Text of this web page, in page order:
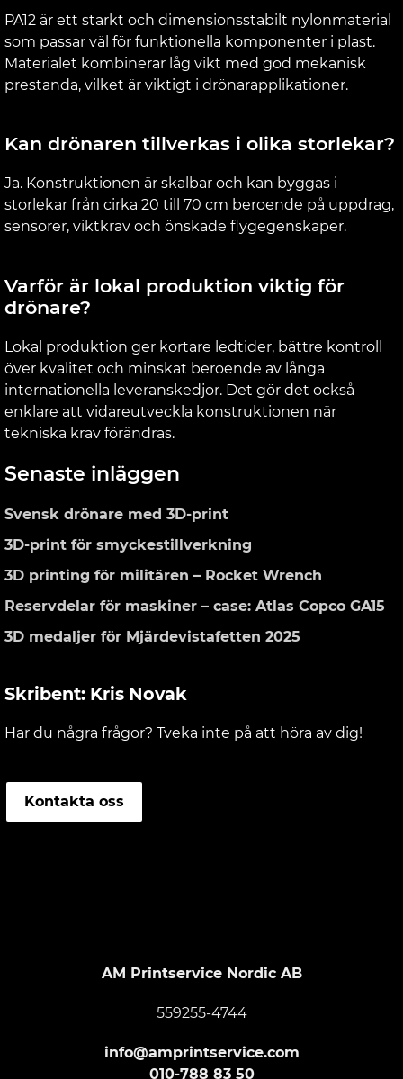
PA12 är ett starkt och dimensionsstabilt nylonmaterial
som passar väl för funktionella komponenter i plast.
Materialet kombinerar låg vikt med god mekanisk
prestanda, vilket är viktigt i drönarapplikationer.
Kan drönaren tillverkas i olika storlekar?
Ja. Konstruktionen är skalbar och kan byggas i
storlekar från cirka 20 till 70 cm beroende på uppdrag,
sensorer, viktkrav och önskade flygegenskaper.
Varför är lokal produktion viktig för
drönare?
Lokal produktion ger kortare ledtider, bättre kontroll
över kvalitet och minskat beroende av långa
internationella leveranskedjor. Det gör det också
enklare att vidareutveckla konstruktionen när
tekniska krav förändras.
Primärt
sidofält
Senaste inläggen
Svensk drönare med 3D-print
3D-print för smyckestillverkning
3D printing för militären – Rocket Wrench
Reservdelar för maskiner – case: Atlas Copco GA15
3D medaljer för Mjärdevistafetten 2025
Skribent: Kris Novak
Har du några frågor? Tveka inte på att höra av dig!
Kontakta oss
AM Printservice Nordic AB
559255-4744
info@amprintservice.com
010-788 83 50